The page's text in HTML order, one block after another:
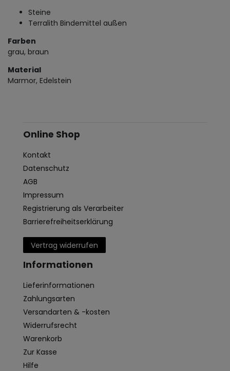
Steine
Terralith Bindemittel außen
Farben
grau, braun
Material
Marmor, Edelstein
Online Shop
Kontakt
Datenschutz
AGB
Impressum
Registrierung als Verarbeiter
Barrierefreiheitserklärung
Vertrag widerrufen
Informationen
Lieferinformationen
Zahlungsarten
Versandarten & -kosten
Widerrufsrecht
Warenkorb
Zur Kasse
Hilfe